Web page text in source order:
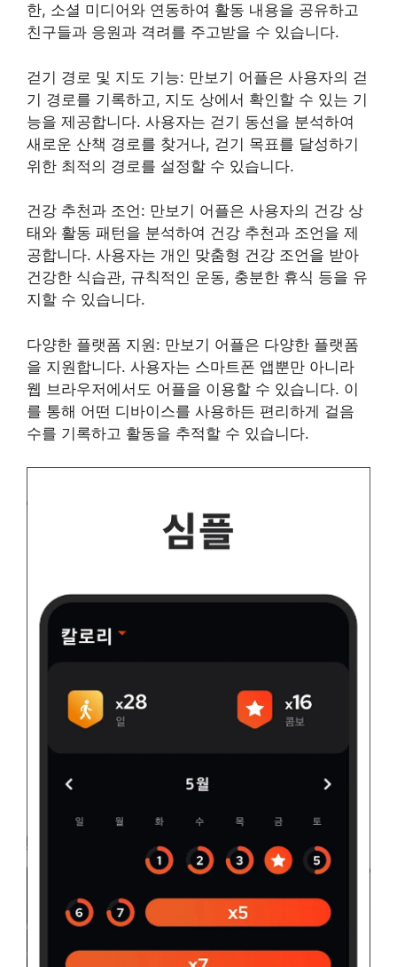
한, 소셜 미디어와 연동하여 활동 내용을 공유하고
친구들과 응원과 격려를 주고받을 수 있습니다.
걷기 경로 및 지도 기능: 만보기 어플은 사용자의 걷
기 경로를 기록하고, 지도 상에서 확인할 수 있는 기
능을 제공합니다. 사용자는 걷기 동선을 분석하여
새로운 산책 경로를 찾거나, 걷기 목표를 달성하기
위한 최적의 경로를 설정할 수 있습니다.
건강 추천과 조언: 만보기 어플은 사용자의 건강 상
태와 활동 패턴을 분석하여 건강 추천과 조언을 제
공합니다. 사용자는 개인 맞춤형 건강 조언을 받아
건강한 식습관, 규칙적인 운동, 충분한 휴식 등을 유
지할 수 있습니다.
다양한 플랫폼 지원: 만보기 어플은 다양한 플랫폼
을 지원합니다. 사용자는 스마트폰 앱뿐만 아니라
웹 브라우저에서도 어플을 이용할 수 있습니다. 이
를 통해 어떤 디바이스를 사용하든 편리하게 걸음
수를 기록하고 활동을 추적할 수 있습니다.